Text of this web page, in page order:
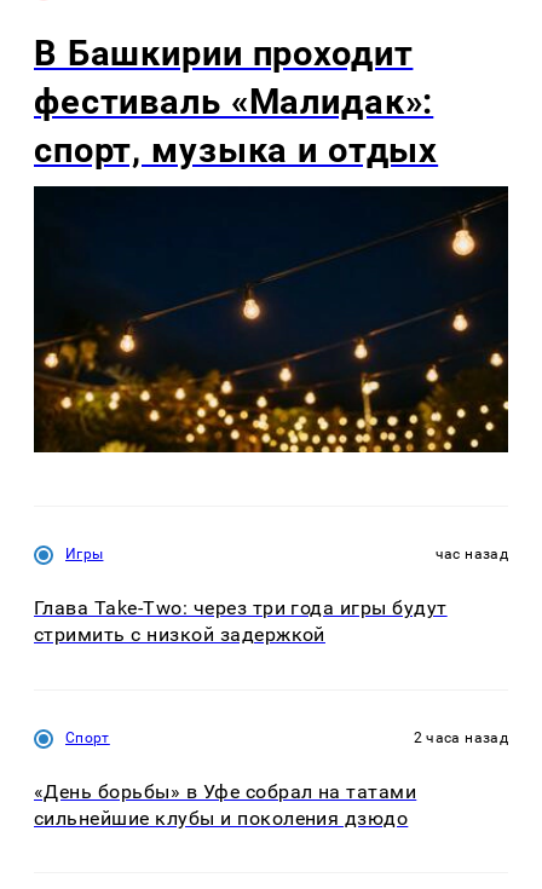
В Башкирии проходит
фестиваль «Малидак»:
спорт, музыка и отдых
Игры час назад
Глава Take-Two: через три года игры будут
стримить с низкой задержкой
Спорт 2 часа назад
«День борьбы» в Уфе собрал на татами
сильнейшие клубы и поколения дзюдо